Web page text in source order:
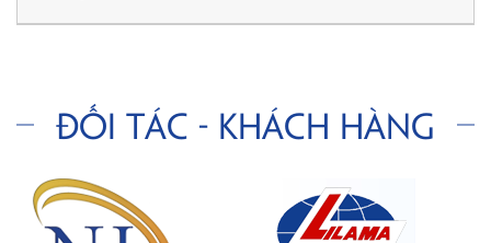
Đối tác - Khách hàng